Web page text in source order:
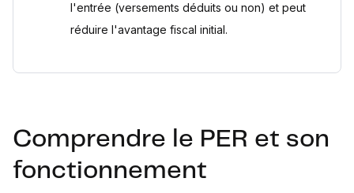
l'entrée (versements déduits ou non) et peut
réduire l'avantage fiscal initial.
Comprendre le PER et son
fonctionnement